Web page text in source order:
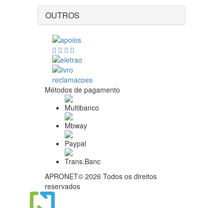
OUTROS
Métodos de pagamento
APRONET© 2026 Todos os direitos
reservados